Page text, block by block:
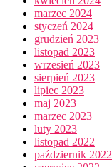
marzec 2024
styczeń 2024
grudzień 2023
listopad 2023
wrzesień 2023
sierpień 2023
lipiec 2023
maj 2023
marzec 2023
luty 2023
listopad 2022
październik 2022